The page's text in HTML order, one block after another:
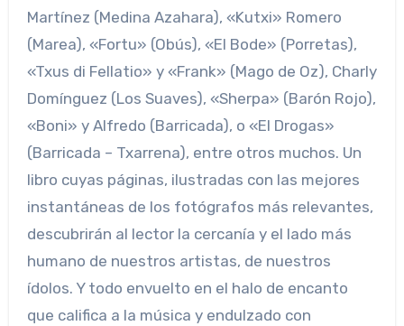
Martínez (Medina Azahara), «Kutxi» Romero
(Marea), «Fortu» (Obús), «El Bode» (Porretas),
«Txus di Fellatio» y «Frank» (Mago de Oz), Charly
Domínguez (Los Suaves), «Sherpa» (Barón Rojo),
«Boni» y Alfredo (Barricada), o «El Drogas»
(Barricada – Txarrena), entre otros muchos. Un
libro cuyas páginas, ilustradas con las mejores
instantáneas de los fotógrafos más relevantes,
descubrirán al lector la cercanía y el lado más
humano de nuestros artistas, de nuestros
ídolos. Y todo envuelto en el halo de encanto
que califica a la música y endulzado con